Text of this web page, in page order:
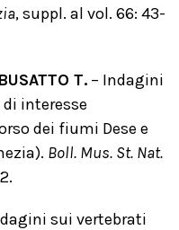
, suppl. al vol. 66: 43-
T. – Indagini
interesse
dei fiumi Dese e
Boll. Mus. St. Nat.
sui vertebrati